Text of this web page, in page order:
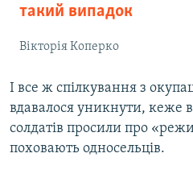
такий випадок
Вікторія Коперко
І все ж спілкування з
вдавалося уникнути, кеже
солдатів просили про
поховають односельців.